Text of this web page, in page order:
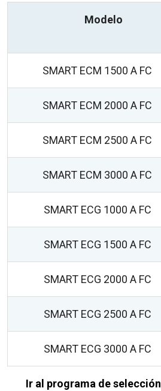
Modelo
SMART ECM 1500 A FC
SMART ECM 2000 A FC
SMART ECM 2500 A FC
SMART ECM 3000 A FC
SMART ECG 1000 A FC
SMART ECG 1500 A FC
SMART ECG 2000 A FC
SMART ECG 2500 A FC
SMART ECG 3000 A FC
Ir al programa de selección